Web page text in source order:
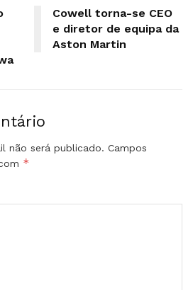
Cowell torna-se CEO
e diretor de equipa da
Aston Martin
não será publicado. Campos
*